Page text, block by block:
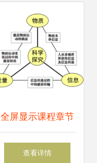
全屏显示课程章节
探索舞今信息的数
查看详情